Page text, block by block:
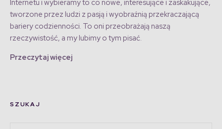
Internetu i wybieramy to co nowe, interesujące i zaskakujące,
tworzone przez ludzi z pasją i wyobraźnią przekraczającą
bariery codzienności. To oni przeobrażają naszą
rzeczywistość, a my lubimy o tym pisać.
Przeczytaj więcej
SZUKAJ